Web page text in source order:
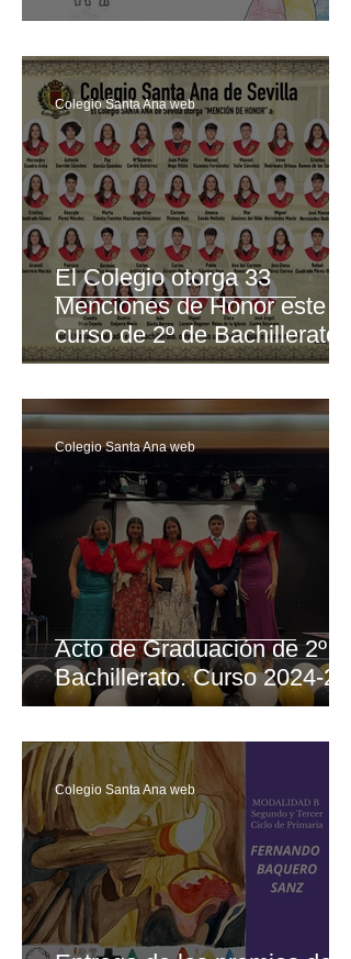
DEL DISTRITO DE LOS
REMEDIOS,
AYUNTAMIENTO DE
SEVILLA
El Colegio otorga 33
Menciones de Honor este
curso de 2º de Bachillerato
Colegio Santa Ana web
Acto de Graduación de 2º de
Bachillerato. Curso 2024-25
Colegio Santa Ana web
Colegio Santa Ana web